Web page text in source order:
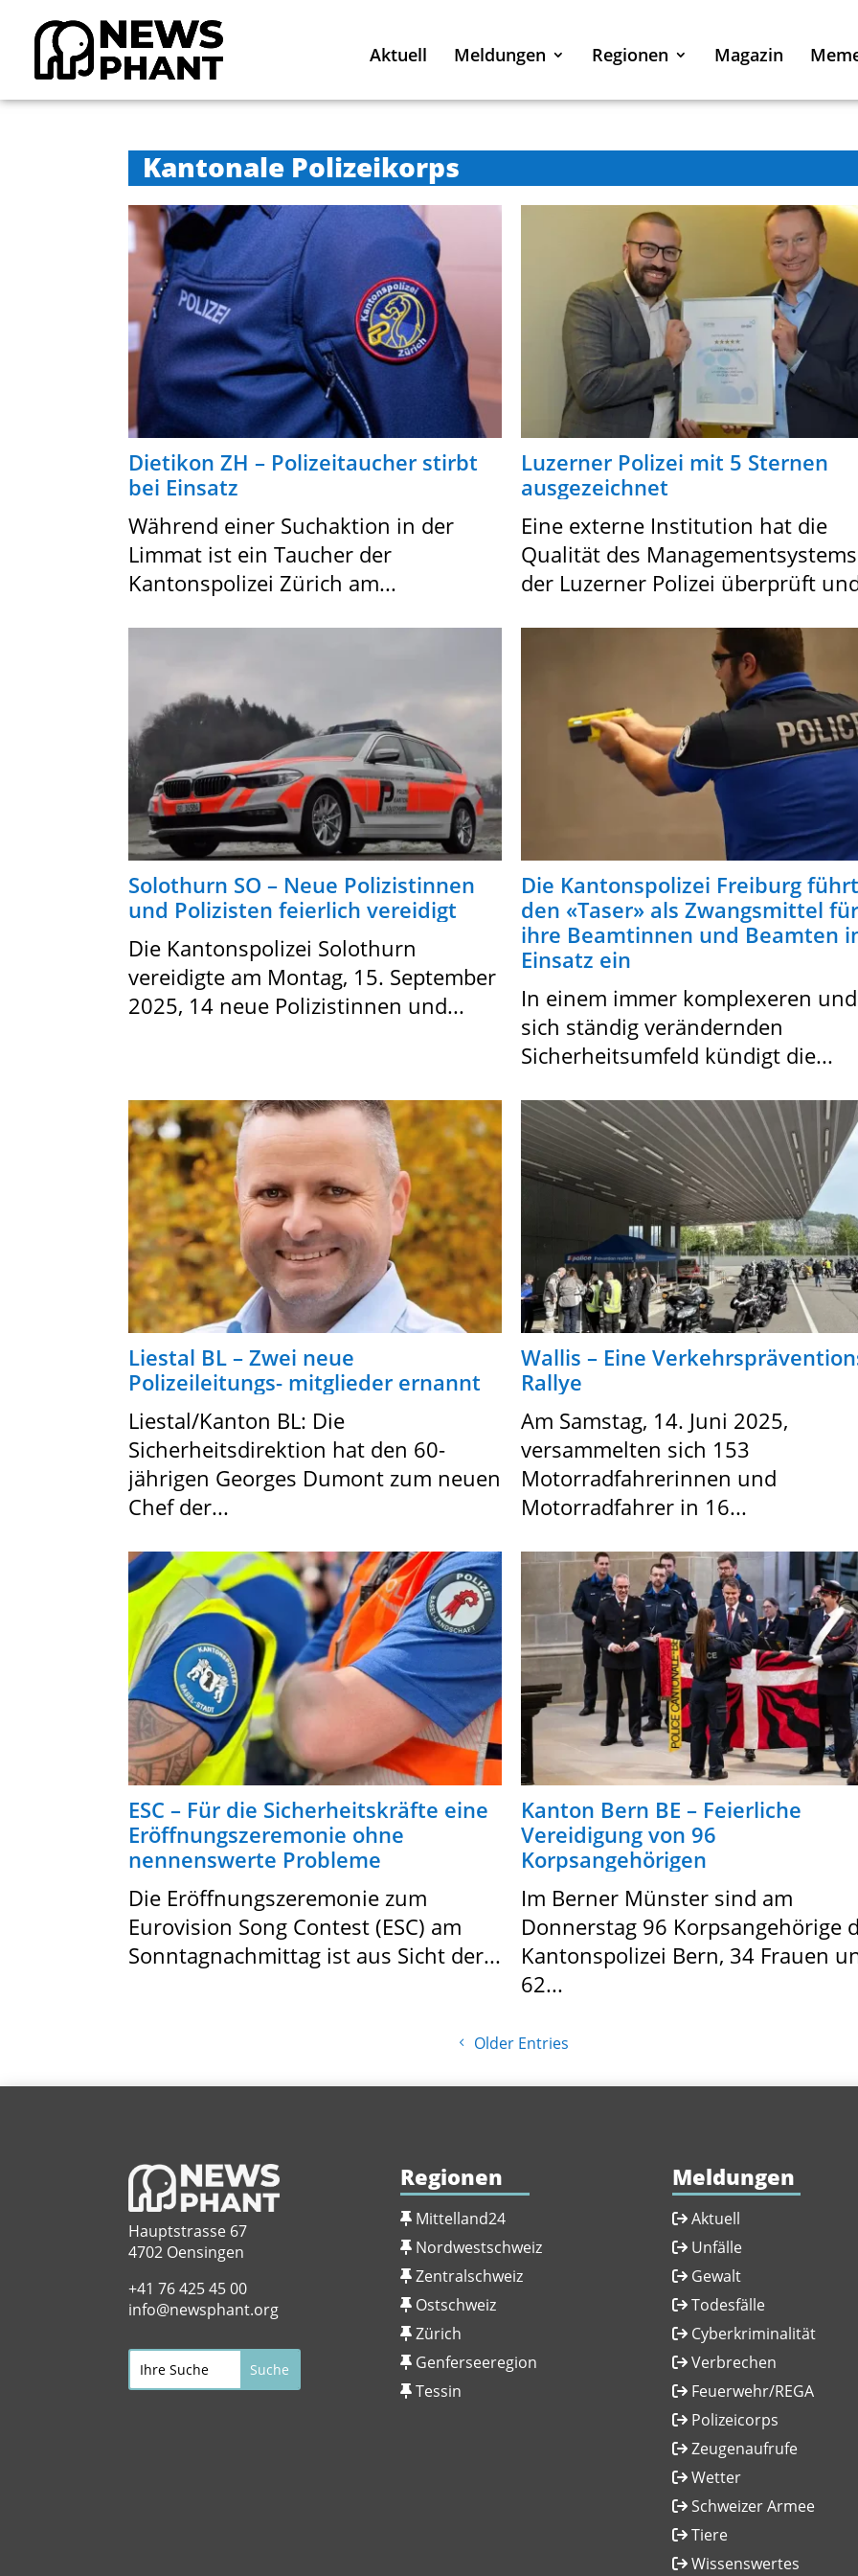
Aktuell Meldungen Regionen Magazin
Kantonale Polizeikorps
Dietikon ZH – Polizeitaucher stirbt
bei Einsatz
Während einer Suchaktion in der
Limmat ist ein Taucher der
Kantonspolizei Zürich am...
Luzerner Polizei mit 5 Sternen
ausgezeichnet
Eine externe Institution hat die
Qualität des Managementsystems
der Luzerner Polizei überprüft
Solothurn SO – Neue Polizistinnen
und Polizisten feierlich vereidigt
Die Kantonspolizei Solothurn
vereidigte am Montag, 15. September
2025, 14 neue Polizistinnen und...
Die Kantonspolizei Freiburg führt
den «Taser» als Zwangsmittel für
ihre Beamtinnen und Beamten
Einsatz ein
In einem immer komplexeren und
sich ständig verändernden
Sicherheitsumfeld kündigt die...
Liestal BL – Zwei neue
Polizeileitungs- mitglieder ernannt
Liestal/Kanton BL: Die
Sicherheitsdirektion hat den 60-
jährigen Georges Dumont zum neuen
Chef der...
Wallis – Eine
Rallye
Am Samstag, 14. Juni 2025,
versammelten sich 153
Motorradfahrerinnen und
Motorradfahrer in 16...
ESC – Für die Sicherheitskräfte eine
Eröffnungszeremonie ohne
nennenswerte Probleme
Die Eröffnungszeremonie zum
Eurovision Song Contest (ESC) am
Sonntagnachmittag ist aus Sicht der...
Kanton Bern BE – Feierliche
Vereidigung von 96
Korpsangehörigen
Im Berner Münster sind am
Donnerstag 96 Korpsangehörige
Kantonspolizei Bern, 34 Frauen
62...
Older Entries
Hauptstrasse 67
4702 Oensingen
+41 76 425 45 00
info@newsphant.org
Regionen
Mittelland24
Nordwestschweiz
Zentralschweiz
Ostschweiz
Zürich
Genferseeregion
Tessin
Meldungen
Aktuell
Unfälle
Gewalt
Todesfälle
Cyberkriminalität
Verbrechen
Feuerwehr/REGA
Polizeicorps
Zeugenaufrufe
Wetter
Schweizer Armee
Tiere
Wissenswertes